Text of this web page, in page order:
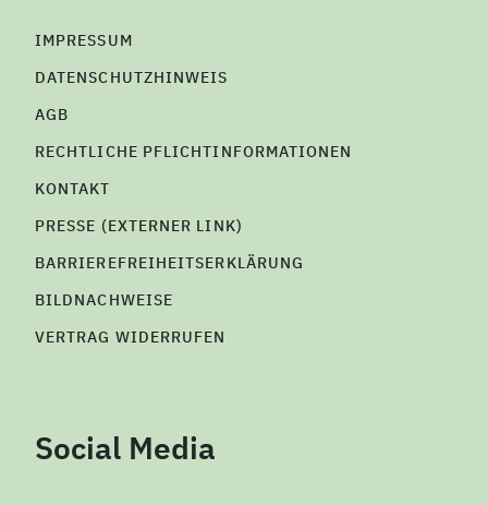
IMPRESSUM
DATENSCHUTZHINWEIS
AGB
RECHTLICHE PFLICHTINFORMATIONEN
KONTAKT
PRESSE (EXTERNER LINK)
BARRIEREFREIHEITSERKLÄRUNG
BILDNACHWEISE
VERTRAG WIDERRUFEN
Social Media